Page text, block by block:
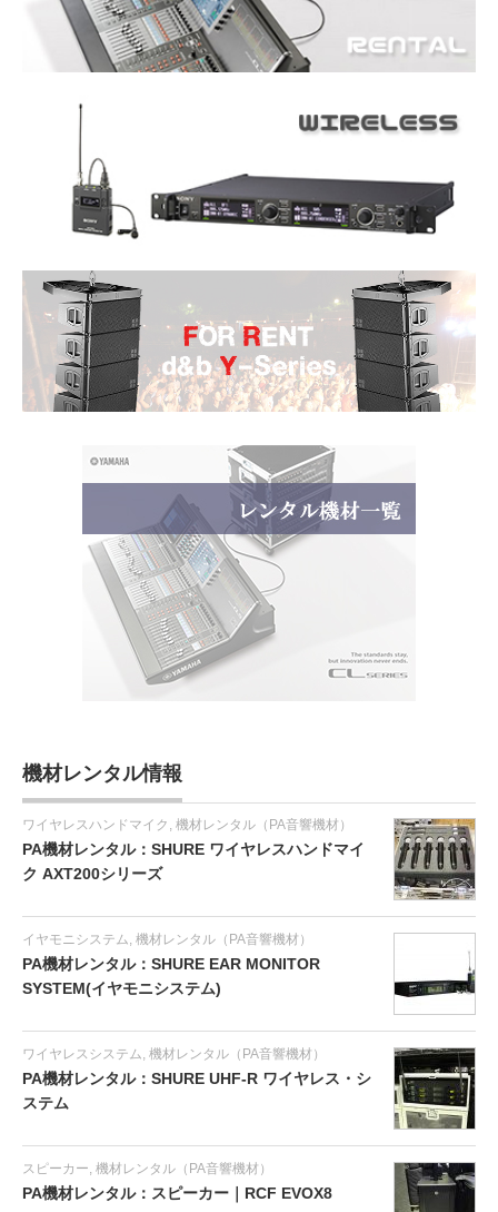
機材レンタル情報
ワイヤレスハンドマイク , 機材レンタル（PA音響機材）
PA機材レンタル：SHURE ワイヤレスハンドマイ
ク AXT200シリーズ
イヤモニシステム, 機材レンタル（PA音響機材）
PA機材レンタル：SHURE EAR MONITOR
SYSTEM(イヤモニシステム)
ワイヤレスシステム, 機材レンタル（PA音響機材）
PA機材レンタル：SHURE UHF-R ワイヤレス・シ
ステム
スピーカー, 機材レンタル（PA音響機材）
PA機材レンタル：スピーカー｜RCF EVOX8